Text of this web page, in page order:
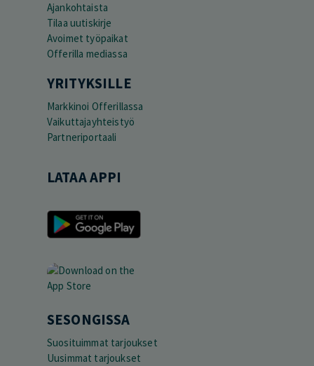
Ajankohtaista
Tilaa uutiskirje
Avoimet työpaikat
Offerilla mediassa
YRITYKSILLE
Markkinoi Offerillassa
Vaikuttajayhteistyö
Partneriportaali
LATAA APPI
SESONGISSA
Suosituimmat tarjoukset
Uusimmat tarjoukset